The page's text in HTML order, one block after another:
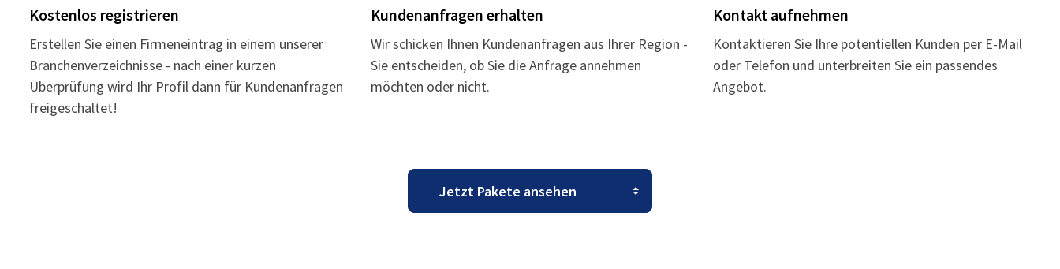
Kostenlos registrieren
Erstellen Sie einen Firmeneintrag in einem unserer
Branchenverzeichnisse - nach einer kurzen
Überprüfung wird Ihr Profil dann für Kundenanfragen
freigeschaltet!
Kundenanfragen erhalten
Wir schicken Ihnen Kundenanfragen aus Ihrer Region -
Sie entscheiden, ob Sie die Anfrage annehmen
möchten oder nicht.
Kontakt aufnehmen
Kontaktieren Sie Ihre potentiellen Kunden per E-Mail
oder Telefon und unterbreiten Sie ein passendes
Angebot.